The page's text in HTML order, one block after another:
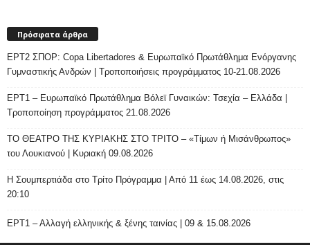
Πρόσφατα άρθρα
ΕΡΤ2 ΣΠΟΡ: Copa Libertadores & Ευρωπαϊκό Πρωτάθλημα Ενόργανης
Γυμναστικής Ανδρών | Τροποποιήσεις προγράμματος 10-21.08.2026
ΕΡΤ1 – Ευρωπαϊκό Πρωτάθλημα Βόλεϊ Γυναικών: Τσεχία – Ελλάδα |
Τροποποίηση προγράμματος 21.08.2026
ΤΟ ΘΕΑΤΡΟ ΤΗΣ ΚΥΡΙΑΚΗΣ ΣΤΟ ΤΡΙΤΟ – «Τίμων ή Μισάνθρωπος»
του Λουκιανού | Κυριακή 09.08.2026
H Σουμπερτιάδα στο Τρίτο Πρόγραμμα | Από 11 έως 14.08.2026, στις
20:10
ΕΡΤ1 – Αλλαγή ελληνικής & ξένης ταινίας | 09 & 15.08.2026